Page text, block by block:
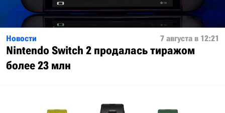
Новости 7 августа в 12:21
Nintendo Switch 2 продалась тиражом
более 23 млн